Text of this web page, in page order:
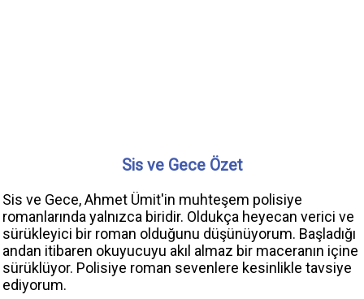
Sis ve Gece Özet
Sis ve Gece, Ahmet Ümit'in muhteşem polisiye
romanlarında yalnızca biridir. Oldukça heyecan verici ve
sürükleyici bir roman olduğunu düşünüyorum. Başladığı
andan itibaren okuyucuyu akıl almaz bir maceranın içine
sürüklüyor. Polisiye roman sevenlere kesinlikle tavsiye
ediyorum.